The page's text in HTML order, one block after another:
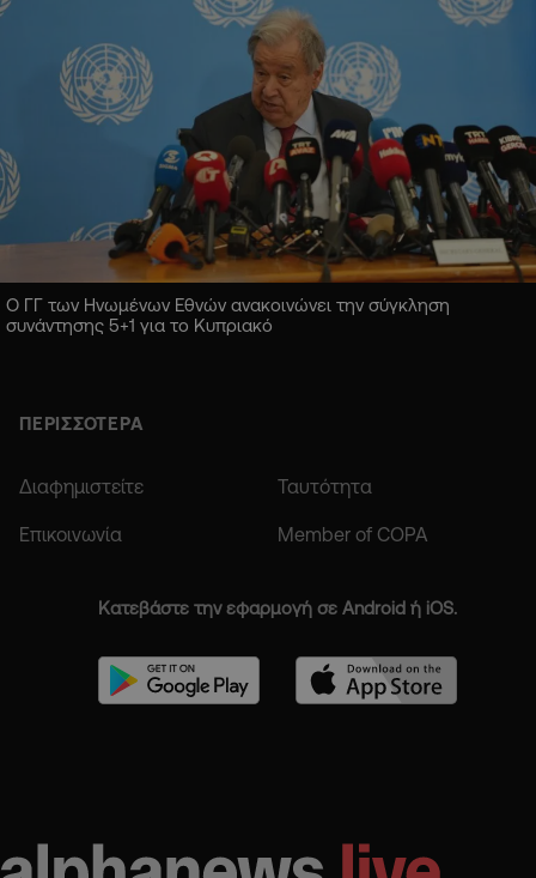
Ο ΓΓ των Ηνωμένων Εθνών ανακοινώνει την σύγκληση
συνάντησης 5+1 για το Κυπριακό
ΠΕΡΙΣΣΟΤΕΡΑ
Διαφημιστείτε Ταυτότητα
Επικοινωνία Member of COPA
Κατεβάστε την εφαρμογή σε Android ή iOS.